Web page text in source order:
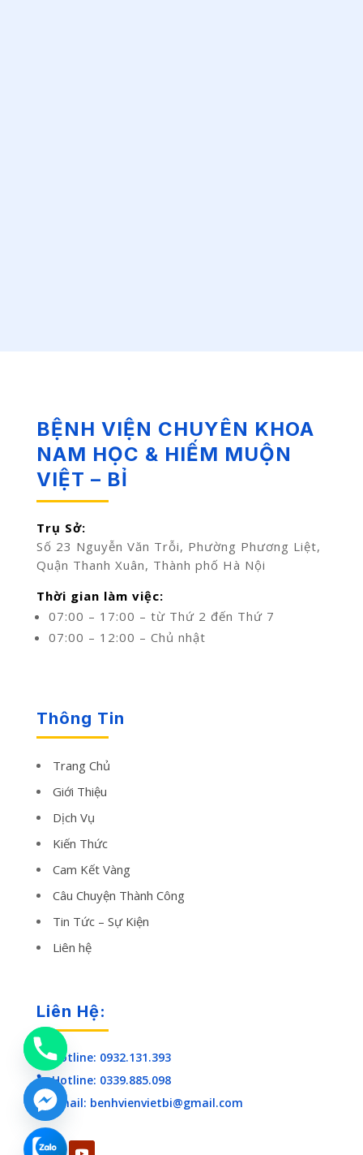
BỆNH VIỆN CHUYÊN KHOA
NAM HỌC & HIẾM MUỘN
VIỆT – BỈ
Trụ Sở:
Số 23 Nguyễn Văn Trỗi, Phường Phương Liệt,
Quận Thanh Xuân, Thành phố Hà Nội
Thời gian làm việc:
07:00 – 17:00 – từ Thứ 2 đến Thứ 7
07:00 – 12:00 – Chủ nhật
Thông Tin
Trang Chủ
Giới Thiệu
Dịch Vụ
Kiến Thức
Cam Kết Vàng
Câu Chuyện Thành Công
Tin Tức – Sự Kiện
Liên hệ
Liên Hệ:
 Hotline: 0932.131.393
 Hotline: 0339.885.098
 Email: benhvienvietbi@gmail.com